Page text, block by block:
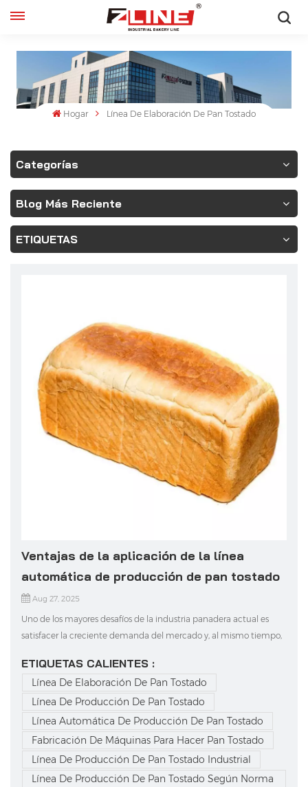
français
español
Hogar Línea De Elaboración De Pan Tostado
Categorías
Blog Más Reciente
ETIQUETAS
Ventajas de la aplicación de la línea
automática de producción de pan tostado
Aug 27, 2025
Uno de los mayores desafíos de la industria panadera actual es
satisfacer la creciente demanda del mercado y, al mismo tiempo,
La Línea Automática de Producción de Pan Tostado superó este
reto combinando la automatización inteligente...
ETIQUETAS CALIENTES :
Línea De Elaboración De Pan Tostado
Línea De Producción De Pan Tostado
Línea Automática De Producción De Pan Tostado
Fabricación De Máquinas Para Hacer Pan Tostado
Línea De Producción De Pan Tostado Industrial
Línea De Producción De Pan Tostado Según Norma